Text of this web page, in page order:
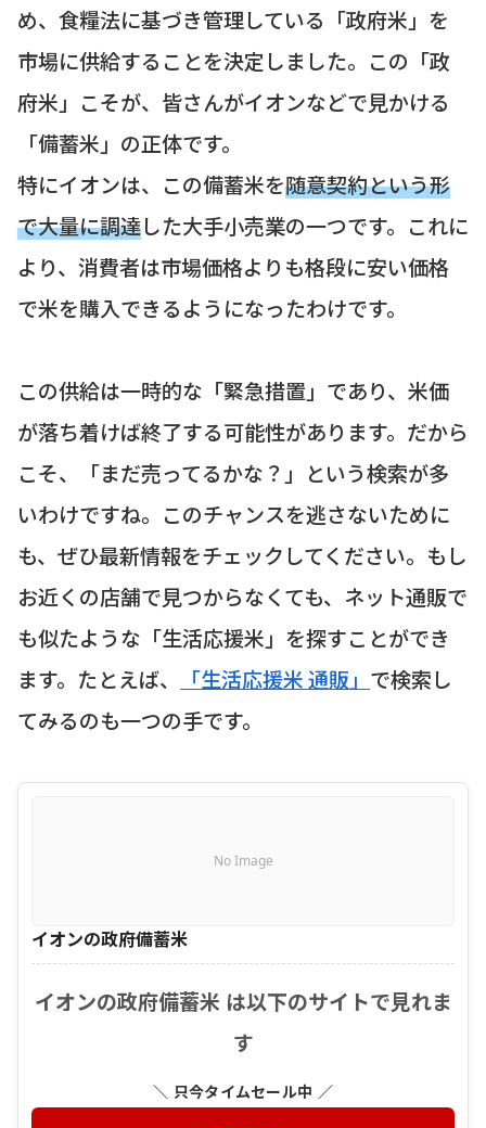
め、食糧法に基づき管理している「政府米」を
市場に供給することを決定しました。この「政
府米」こそが、皆さんがイオンなどで見かける
「備蓄米」の正体です。
特にイオンは、この備蓄米を随意契約という形
で大量に調達した大手小売業の一つです。これに
より、消費者は市場価格よりも格段に安い価格
で米を購入できるようになったわけです。
この供給は一時的な「緊急措置」であり、米価
が落ち着けば終了する可能性があります。だから
こそ、「まだ売ってるかな？」という検索が多
いわけですね。このチャンスを逃さないために
も、ぜひ最新情報をチェックしてください。もし
お近くの店舗で見つからなくても、ネット通販で
も似たような「生活応援米」を探すことができ
ます。たとえば、
「生活応援米 通販」 で検索し
てみるのも一つの手です。
No Image
イオンの政府備蓄米
イオンの政府備蓄米 は以下のサイトで見れま
す
＼ 只今タイムセール中 ／